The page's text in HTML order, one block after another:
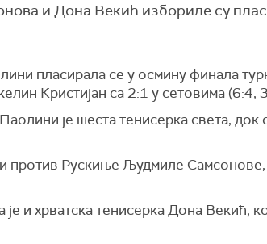
и Дона Векић избориле су
пласирала се у осмину финала
Кристијан са 2:1 у сетовима (6:4,
је шеста тенисерка света,
против Рускиње Људмиле Самсонове,
и хрватска тенисерка Дона Векић,